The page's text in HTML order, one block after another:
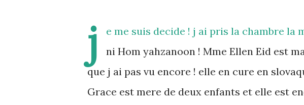
j
e me suis decide ! j ai pris la chambre la
ni Hom yahzanoon ! Mme Ellen Eid est
que j ai pas vu encore ! elle en cure en
Grace est mere de deux enfants et elle est